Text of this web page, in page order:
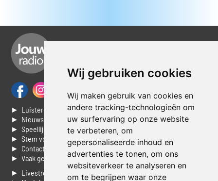
Wij gebruiken cookies
Wij maken gebruik van cookies en
andere tracking-technologieën om
uw surfervaring op onze website
te verbeteren, om
gepersonaliseerde inhoud en
advertenties te tonen, om ons
websiteverkeer te analyseren en
om te begrijpen waar onze
► Luisteren naar Jouwradio
► Nieuws
► Speellijst
► Stem voor de Dag top 3
► Contacteer ons
► Vaak gestelde vragen
► Livestream informatie